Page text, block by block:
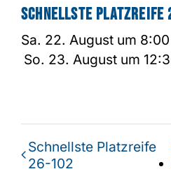
Schnellste Platzreife
Sa. 22. August um 8:00
So. 23. August um
Schnellste Platzreife
26-102